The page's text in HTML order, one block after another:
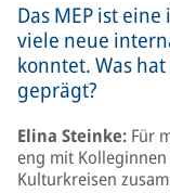
Das MEP ist
viele neue
konntet. Was
geprägt?
Elina Steinke: Für
eng mit
Kulturkreisen